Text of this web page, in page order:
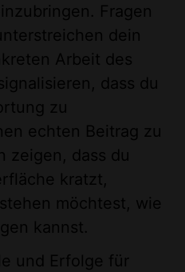
Fragen
dein
Arbeit des
dass du
zu
echten Beitrag zu
zeigen, dass du
kratzt,
möchtest, wie
kannst.
und Erfolge für